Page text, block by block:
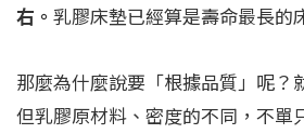
右。 乳膠床墊已經算是壽命最長的
那麼為什麼說要「根據品質」呢？
但乳膠原材料、密度的不同，不單